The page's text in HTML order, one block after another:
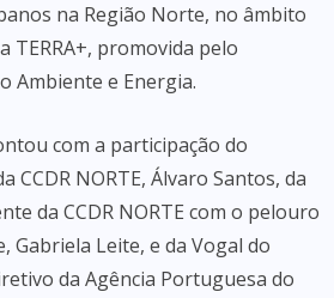
na Região Norte, no âmbito
TERRA+, promovida pelo
Ambiente e Energia.
com a participação do
CCDR NORTE, Álvaro Santos, da
da CCDR NORTE com o pelouro
Gabriela Leite, e da Vogal do
da Agência Portuguesa do